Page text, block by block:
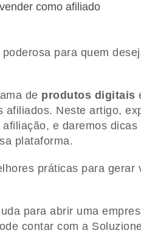
como afiliado
para quem
de produtos digitais
Neste artigo,
e daremos
plataforma.
práticas para
para abrir uma
contar com a